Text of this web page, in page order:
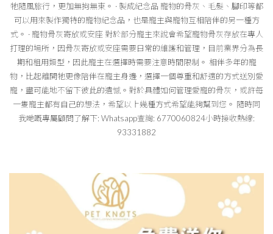
牠隨風旅行，更加無拘無束。 · 製成紀念品 寵物的骨灰、毛髮、腳印等都
可以用來製作獨特的寵物紀念品，也是寵主與寵物互相陪伴的另一種方
式。 · 寵物骨灰寄放或安座 對於部分寵主來說會希望寵物骨灰存放在專人
打理的場所，因骨灰寄放或安座需要日常的維護和管理，目前業界分為長
期和租用類型，因此寵主在選擇時需要注意時間限制。 相伴多年的寵
物，比起離開牠更像陪伴在寵主身邊，選擇一個尊重和舒適的方式送別愛
寵，盡可能地不留下彼此的遺憾。對於具體如何管理愛寵的骨灰，或許每
一隻寵主都有自己的想法，希望以上幾種方式希望能夠幫到您。 隨時同
我哋嘅專屬顧問了解下: Whatsapp查詢: 6770060824小時接收熱線:
93331882